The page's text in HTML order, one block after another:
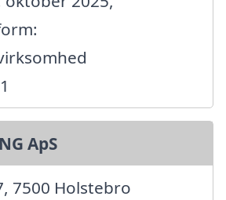
ApS
7500 Holstebro